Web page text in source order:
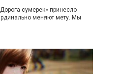
сумерек» принесло
меняют мету. Мы